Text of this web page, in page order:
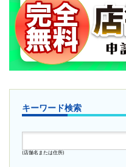
キーワード検索
(店舗名または住所)